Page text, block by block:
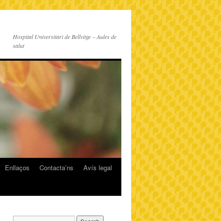
Hospital Universitari de Bellvitge – Aules de
salut
Enllaços Contacta’ns
Avís legal